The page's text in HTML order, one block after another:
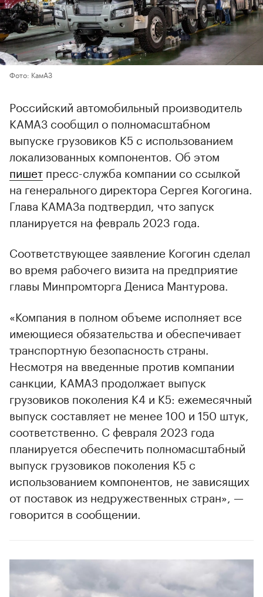
Фото: КамАЗ
Российский автомобильный производитель
КАМАЗ сообщил о полномасштабном
выпуске грузовиков К5 с использованием
локализованных компонентов. Об этом
пишет пресс-служба компании со ссылкой
на генерального директора Сергея Когогина.
Глава КАМАЗа подтвердил, что запуск
планируется на февраль 2023 года.
Соответствующее заявление Когогин сделал
во время рабочего визита на предприятие
главы Минпромторга Дениса Мантурова.
00:00 / 00:00
«Компания в полном объеме исполняет все
имеющиеся обязательства и обеспечивает
транспортную безопасность страны.
Несмотря на введенные против компании
санкции, КАМАЗ продолжает выпуск
грузовиков поколения К4 и К5: ежемесячный
выпуск составляет не менее 100 и 150 штук,
соответственно. С февраля 2023 года
планируется обеспечить полномасштабный
выпуск грузовиков поколения К5 с
использованием компонентов, не зависящих
от поставок из недружественных стран», —
говорится в сообщении.